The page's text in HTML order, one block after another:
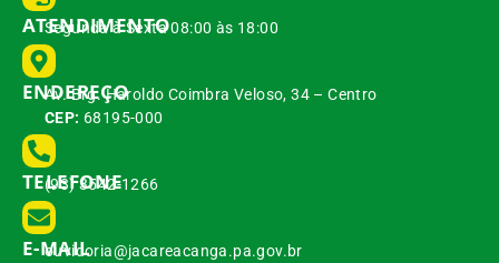
ATENDIMENTO
Segunda à Sexta 08:00 às 18:00
ENDEREÇO
Av. Brg. Haroldo Coimbra Veloso, 34 – Centro
CEP: 68195-000
TELEFONE
(93) 3542-1266
E-MAIL
ouvidoria@jacareacanga.pa.gov.br